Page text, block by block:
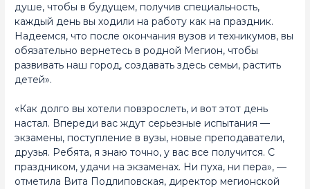
душе, чтобы в будущем, получив специальность,
каждый день вы ходили на работу как на праздник.
Надеемся, что после окончания вузов и техникумов, вы
обязательно вернетесь в родной Мегион, чтобы
развивать наш город, создавать здесь семьи, растить
детей».
«Как долго вы хотели повзрослеть, и вот этот день
настал. Впереди вас ждут серьезные испытания —
экзамены, поступление в вузы, новые преподаватели,
друзья. Ребята, я знаю точно, у вас все получится. С
праздником, удачи на экзаменах. Ни пуха, ни пера», —
отметила Вита Подлиповская, директор мегионской